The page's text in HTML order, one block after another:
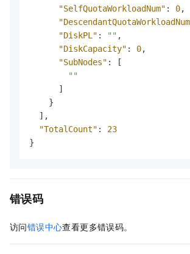
"SelfQuotaWorkloadNum" : 0,
"DiskPL" : "" ,
"DiskCapacity" : 0,
"SubNodes" :
[
""
]
}
] ,
"TotalCount" :
23
}
错误码
访问错误中心查看更多错误码。